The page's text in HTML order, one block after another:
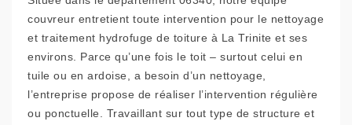
couvreur entretient toute intervention pour le nettoyage
et traitement hydrofuge de toiture à La Trinite et ses
environs. Parce qu’une fois le toit – surtout celui en
tuile ou en ardoise, a besoin d’un nettoyage,
l’entreprise propose de réaliser l’intervention régulière
ou ponctuelle. Travaillant sur tout type de structure et